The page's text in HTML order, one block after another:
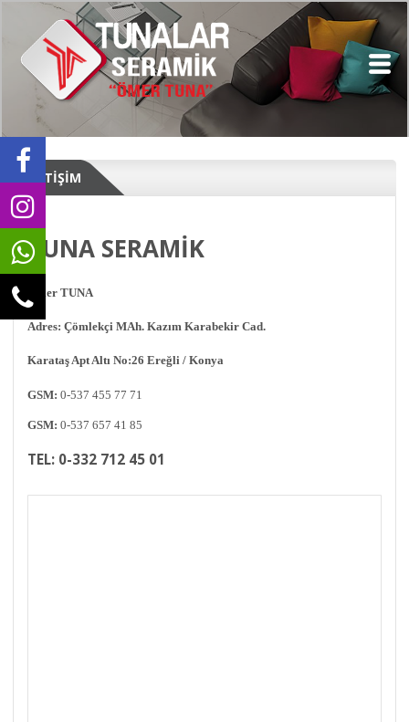
İLETİŞİM
TUNA SERAMİK
Ömer TUNA
Adres: Çömlekçi MAh. Kazım Karabekir Cad.
Karataş Apt Altı No:26 Ereğli / Konya
GSM: 0-537 455 77 71
GSM: 0-537 657 41 85
TEL: 0-332 712 45 01